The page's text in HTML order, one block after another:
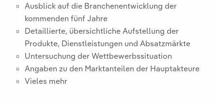
Ausblick auf die Branchenentwicklung der
kommenden fünf Jahre
Detaillierte, übersichtliche Aufstellung der
Produkte, Dienstleistungen und Absatzmärkte
Untersuchung der Wettbewerbssituation
Angaben zu den Marktanteilen der Hauptakteure
Vieles mehr